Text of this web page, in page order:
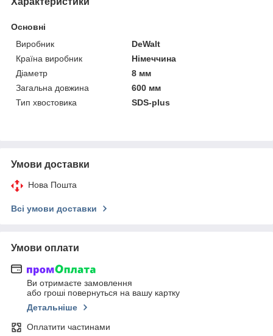
Основні
Виробник
DeWalt
Країна виробник
Німеччина
Діаметр
8 мм
Загальна довжина
600 мм
Тип хвостовика
SDS-plus
Умови доставки
Нова Пошта
Всі умови доставки
Умови оплати
Ви отримаєте замовлення
або гроші повернуться на вашу картку
Детальніше
Оплатити частинами